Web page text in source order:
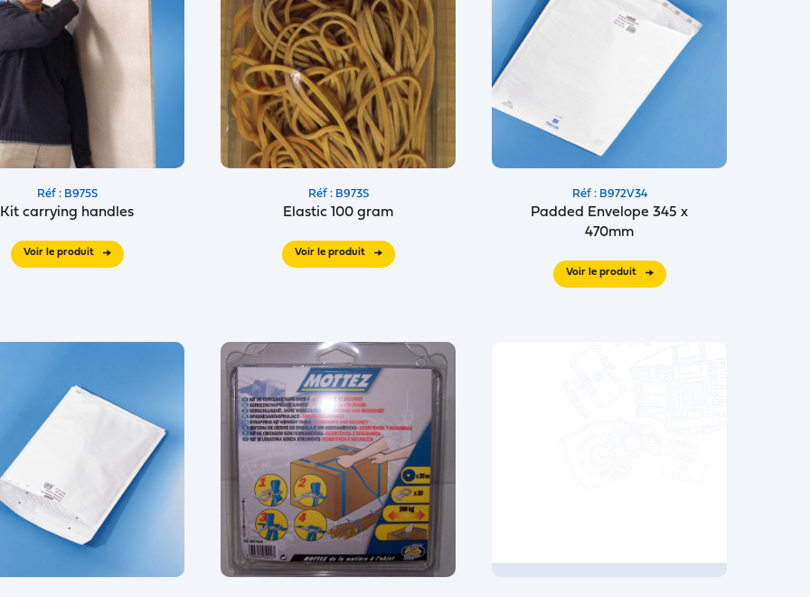
Réf : B975S
Kit carrying handles
Voir le produit
Réf : B973S
Elastic 100 gram
Voir le produit
Réf : B972V34
Padded Envelope 345 x
470mm
Voir le produit